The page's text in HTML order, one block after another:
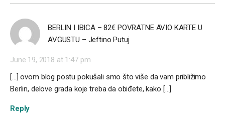
BERLIN I IBICA – 82€ POVRATNE AVIO KARTE U
AVGUSTU – Jeftino Putuj
June 19, 2018 at 1:47 pm
[…] ovom blog postu pokušali smo što više da vam približimo
Berlin, delove grada koje treba da obiđete, kako […]
Reply